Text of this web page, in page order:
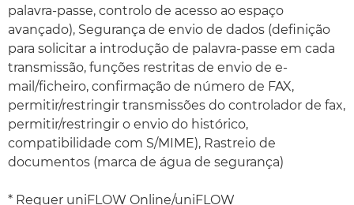
palavra-passe, controlo de acesso ao espaço
avançado), Segurança de envio de dados (definição
para solicitar a introdução de palavra-passe em cada
transmissão, funções restritas de envio de e-
mail/ficheiro, confirmação de número de FAX,
permitir/restringir transmissões do controlador de fax,
permitir/restringir o envio do histórico,
compatibilidade com S/MIME), Rastreio de
documentos (marca de água de segurança)
* Requer uniFLOW Online/uniFLOW